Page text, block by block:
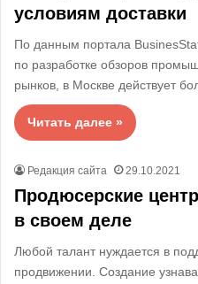
условиям доставки
По данным портала
по разработке обзоров
рынков, в Москве действует
Читать далее »
Редакция сайта 29.10.2021
Продюсерские
в своем деле
Любой талант нуждается в
продвижении. Создание